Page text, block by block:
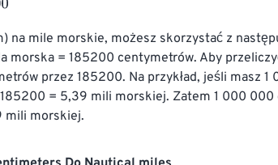
na mile morskie, możesz skorzystać z
morska = 185200 centymetrów. Aby
przez 185200. Na przykład, jeśli masz 1
= 5,39 mili morskiej. Zatem 1 000
mili morskiej.